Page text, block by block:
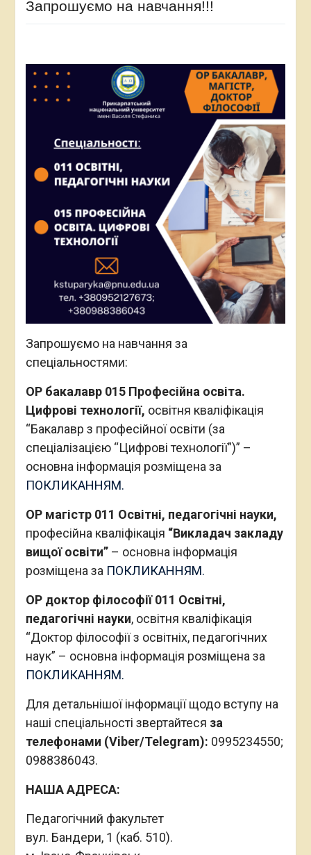
Запрошуємо на навчання!!!
Запрошуємо на навчання за
спеціальностями:
ОР бакалавр 015 Професійна освіта.
Цифрові технології, освітня кваліфікація
“Бакалавр з професійної освіти (за
спеціалізацією “Цифрові технології”)” –
основна інформація розміщена за
ПОКЛИКАННЯМ.
ОР магістр 011 Освітні, педагогічні науки,
професійна кваліфікація “Викладач закладу
вищої освіти” – основна інформація
розміщена за ПОКЛИКАННЯМ.
ОР доктор філософії 011 Освітні,
педагогічні науки, освітня кваліфікація
“Доктор філософії з освітніх, педагогічних
наук” – основна інформація розміщена за
ПОКЛИКАННЯМ.
Для детальнішої інформації щодо вступу на
наші спеціальності звертайтеся за
телефонами (Viber/Telegram): 0995234550;
0988386043.
НАША АДРЕСА:
Педагогічний факультет
вул. Бандери, 1 (каб. 510).